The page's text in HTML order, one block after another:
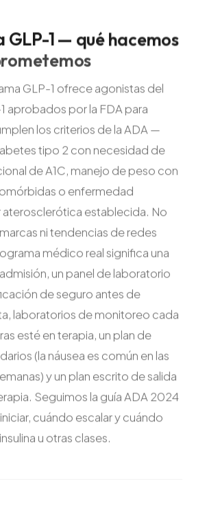
GLP-1— quéhacemos
GLP-1 ofrece agonistas del
aprobados por la FDA para
los criterios de la ADA —
tipo 2 con necesidad de
de A1C, manejo de peso con
o enfermedad
aterosclerótica establecida. No
ni tendencias de redes
médico real significa una
un panel de laboratorio
de seguro antes de
laboratorios de monitoreo cada
esté en terapia, un plan de
(la náusea es común en las
y un plan escrito de salida
Seguimos la guía ADA 2024
cuándo escalar y cuándo
u otras clases.